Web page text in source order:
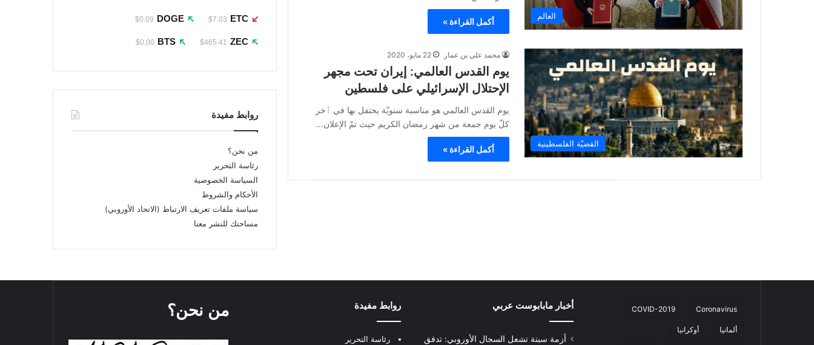
العالم
أكمل القراءة »
القضيّة الفلسطينية
محمد علي بن عمار 22 مايو، 2020
يوم القدس العالمي: إيران تحت مجهر
الإحتلال الإسرائيلي على فلسطين
يوم القدس العالمي هو مناسبة سنويّة يحتفل بها في ٱخر
كلّ يوم جمعة من شهر رمضان الكريم حيث تمّ الإعلان…
أكمل القراءة »
ETC
$7.03
DOGE
$0.09
ZEC
$465.41
BTS
$0.00
روابط مفيدة
من نحن؟
رئاسة التحرير
السياسة الخصوصية
الأحكام والشروط
سياسة ملفات تعريف الارتباط (الاتحاد الأوروبي)
مساحتك للنشر معنا
Coronavirus
COVID-2019
ألمانيا أوكرانيا
أخبار مابابوست عربي
أزمة سبتة تشعل السجال الأوروبي: تدفق
روابط مفيدة
رئاسة التحرير
من نحن؟